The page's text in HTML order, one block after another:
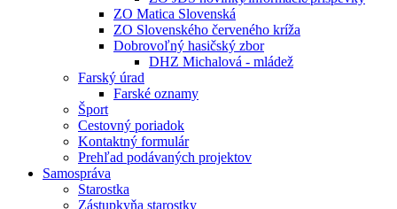
ZO Matica Slovenská
ZO Slovenského červeného kríža
Dobrovoľný hasičský zbor
DHZ Michalová - mládež
Farský úrad
Farské oznamy
Šport
Cestovný poriadok
Kontaktný formulár
Prehľad podávaných projektov
Samospráva
Starostka
Zástupkyňa starostky